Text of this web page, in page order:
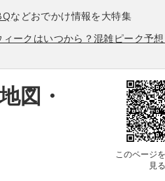
などおでかけ情報を大特集
ークはいつから？混雑ピーク予
図・
このページ
見る